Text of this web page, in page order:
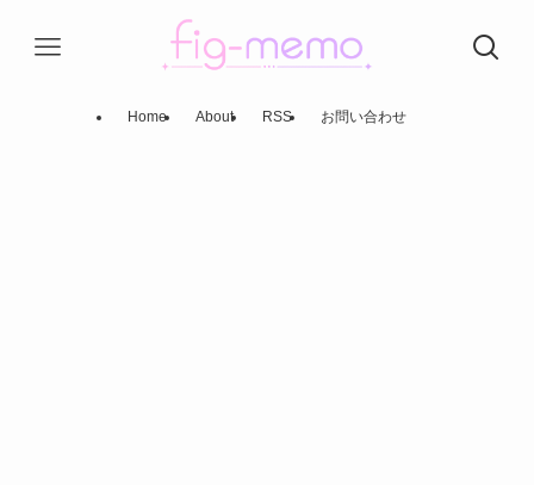
Home About RSS お問い合わせ